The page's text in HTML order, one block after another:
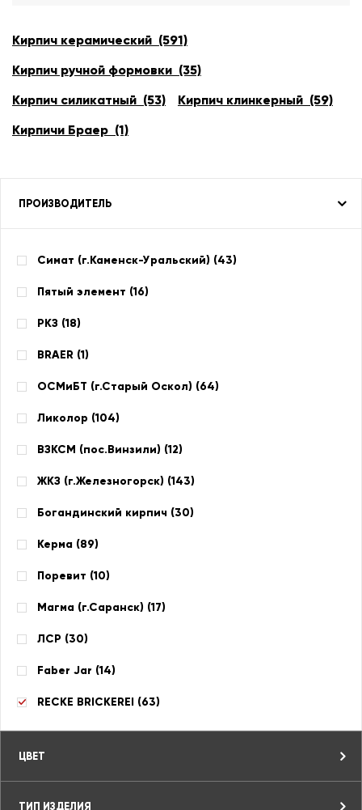
Кирпич керамический (591)
Кирпич ручной формовки (35)
Кирпич силикатный (53)
Кирпич клинкерный (59)
Кирпичи Браер (1)
ПРОИЗВОДИТЕЛЬ
Симат (г.Каменск-Уральский) (43)
Пятый элемент (16)
РКЗ (18)
BRAER (1)
ОСМиБТ (г.Старый Оскол) (64)
Ликолор (104)
ВЗКСМ (пос.Винзили) (12)
ЖКЗ (г.Железногорск) (143)
Богандинский кирпич (30)
Керма (89)
Поревит (10)
Магма (г.Саранск) (17)
ЛСР (30)
Faber Jar (14)
RECKE BRICKEREI (63)
ЦВЕТ
ТИП ИЗДЕЛИЯ